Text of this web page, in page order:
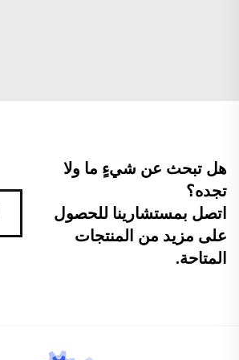
هل تبحث عن شيءٍ ما ولا
تجده؟
اتصل بمستشارينا للحصول
على مزيد من المنتجات
المتاحة.